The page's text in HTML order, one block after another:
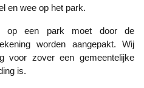
en wee op het park.
worden aangepakt. Wij
voor zover een gemeentelijke
is.